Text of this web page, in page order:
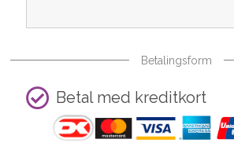
Betalingsform
Betal med kreditkort